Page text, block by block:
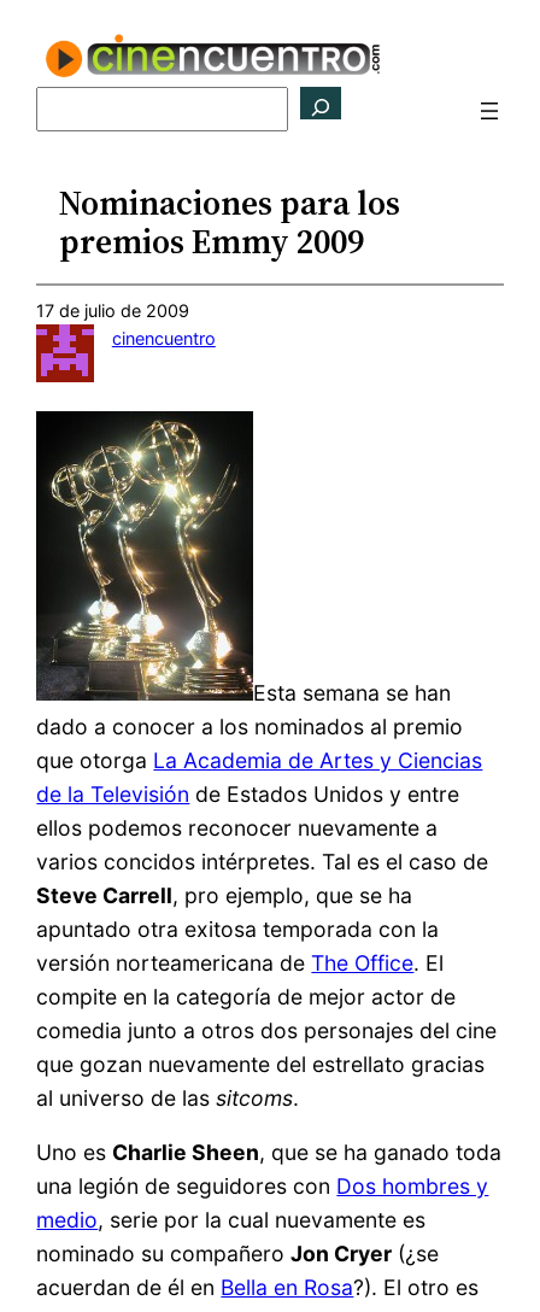
contenido
Nominaciones para los
premios Emmy 2009
17 de julio de 2009
cinencuentro
Esta semana se han
dado a conocer a los nominados al premio
que otorga La Academia de Artes y Ciencias
de la Televisión de Estados Unidos y entre
ellos podemos reconocer nuevamente a
varios concidos intérpretes. Tal es el caso de
Steve Carrell, pro ejemplo, que se ha
apuntado otra exitosa temporada con la
versión norteamericana deThe Office. El
compite en la categoría de mejor actor de
comedia junto a otros dos personajes del cine
que gozan nuevamente del estrellato gracias
al universo de lassitcoms.
Uno es Charlie Sheen, que se ha ganado toda
una legión de seguidores con Dos hombres y
medio, serie por la cual nuevamente es
nominado su compañeroJon Cryer (¿se
acuerdan de él en Bella en Rosa?). El otro es